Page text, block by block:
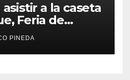
a la caseta
Feria de
PINEDA